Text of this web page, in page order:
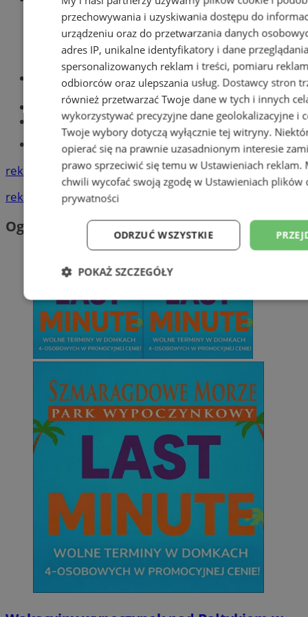
Optyk, okulista
Zabrze
Największy sklep z częściami online!
Książeczka sanepidowska
Tworzenie stron www -Zabrze
reklama
reklama
Ogłoszenia
przechowywania i uzyskiwania dostępu do
urządzeniu oraz do przetwarzania danych
adres IP, unikalne identyfikatory i dane
spersonalizowanych reklam i treści, pomiaru
odbiorców oraz ulepszania usług. Dostawcy stron
również przetwarzać Twoje dane w tych i innych
wykorzystywać precyzyjne dane geolokalizacyjne i
Twoje wybory dotyczą wyłącznie tej witryny.
opierać się na prawnie uzasadnionym interesie
prawo sprzeciwić się temu w Ustawieniach reklam.
chwili wycofać swoją zgodę w Ustawieniach plików
prywatności
ODRZUĆ WSZYSTKIE
POKAŻ SZCZEGÓŁY
Niezbędne Wydajność
Niesklasyfikowane
Wydajność
Niezbędne pliki cookie umożliwiają korzystanie z podstawowych
można prawidłowo korzystać ze strony internetowej.
Nazwa
Provider
SessID
zabrze.com.pl
QeSessID zabrze.com.pl